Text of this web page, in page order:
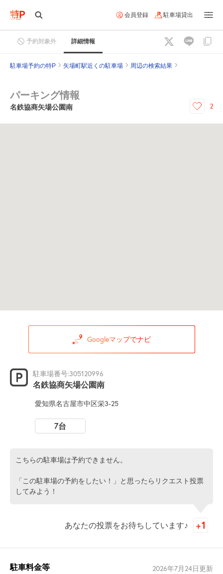
会員登録 駐車場貸出
予約対象外 詳細情報
駐車場予約の特P 矢場町駅近くの駐車場 周辺の検索結果
パーキング情報
名鉄協商矢場公園南 2
Googleマップでナビ
駐車場番号:305120996
名鉄協商矢場公園南
愛知県名古屋市中区栄3-25
7台
こちらの駐車場は予約できません。
「この駐車場の予約をしたい！」と思ったらリクエスト投票
してみよう！
あなたの投票をお待ちしています♪
駐車料金等 2026年7月24日更新